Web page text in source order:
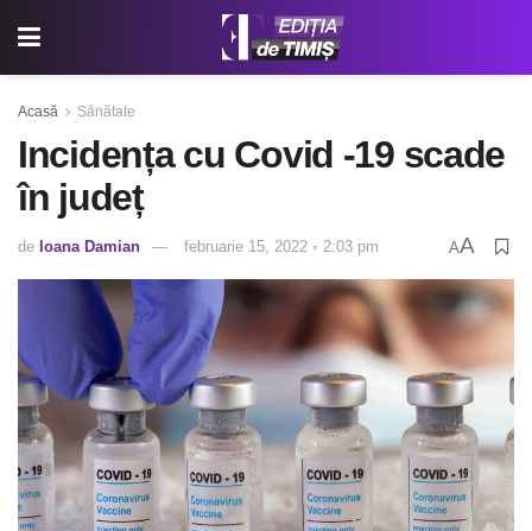
Acasă Sănătate
Incidența cu Covid -19 scade
în județ
de Ioana Damian februarie 15, 2022 ◦ 2:03 pm AA